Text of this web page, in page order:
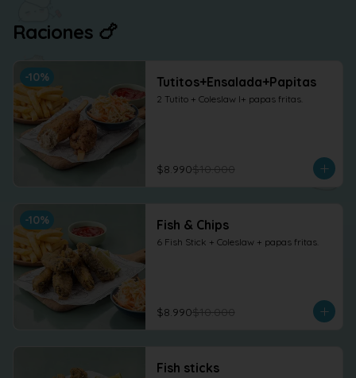
Raciones 🍗
-10% Tutitos+Ensalada+Papitas
2 Tutito + Coleslaw l+ papas fritas.
$8.990$10.000
-10% Fish & Chips
6 Fish Stick + Coleslaw + papas fritas.
$8.990$10.000
Fish sticks